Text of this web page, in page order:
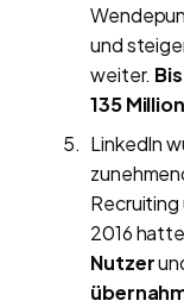
und
weiter.
135
LinkedIn
2016
Nutzer